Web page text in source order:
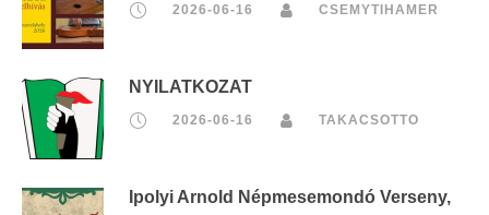
2026-06-16 CSEMYTIHAMER
NYILATKOZAT
2026-06-16 TAKACSOTTO
Ipolyi Arnold Népmesemondó Verseny,